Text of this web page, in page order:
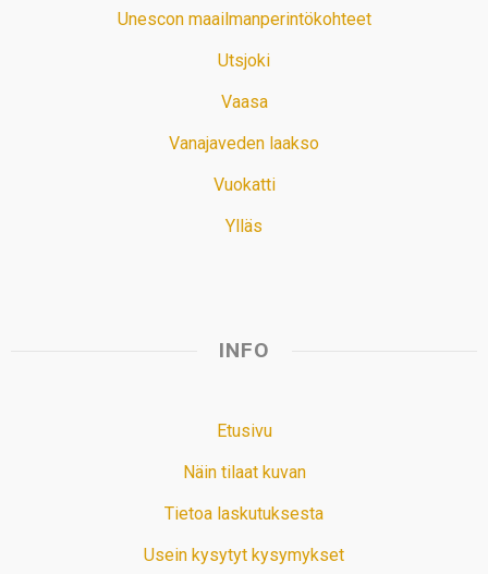
Unescon maailmanperintökohteet
Utsjoki
Vaasa
Vanajaveden laakso
Vuokatti
Ylläs
INFO
Etusivu
Näin tilaat kuvan
Tietoa laskutuksesta
Usein kysytyt kysymykset